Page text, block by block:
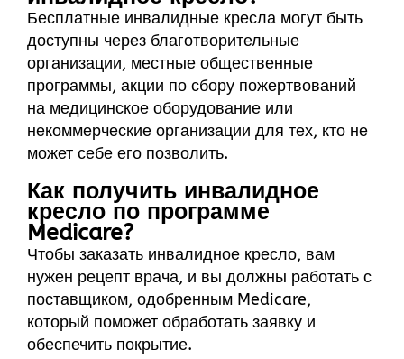
Бесплатные инвалидные кресла могут быть
доступны через благотворительные
организации, местные общественные
программы, акции по сбору пожертвований
на медицинское оборудование или
некоммерческие организации для тех, кто не
может себе его позволить.
Как получить инвалидное
кресло по программе
Medicare?
Чтобы заказать инвалидное кресло, вам
нужен рецепт врача, и вы должны работать с
поставщиком, одобренным Medicare,
который поможет обработать заявку и
обеспечить покрытие.